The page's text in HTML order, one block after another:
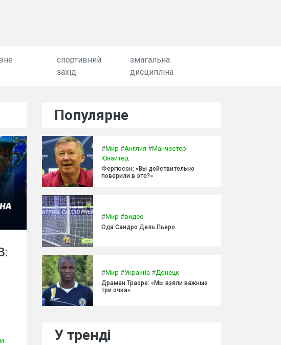
спортивний
захід
змагальна
дисципліна
Популярне
#Мир #Англия #Манчестер
Юнайтед
Фергюсон: «Вы действительно
поверили в это?»
#Мир #видео
Ода Сандро Дель Пьеро
#Мир #Украина #Донецк
Драман Траоре: «Мы взяли важные
три очка»
У тренді